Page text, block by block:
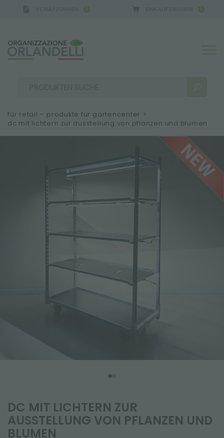
0 0
Sortieren nach:
MEHR ERGEBNISSE FÜR SIE:
für retail – produkte für gartencenter >
dc mit lichtern zur ausstellung von pflanzen und blumen
DC MIT LICHTERN ZUR
AUSSTELLUNG VON PFLANZEN UND
BLUMEN